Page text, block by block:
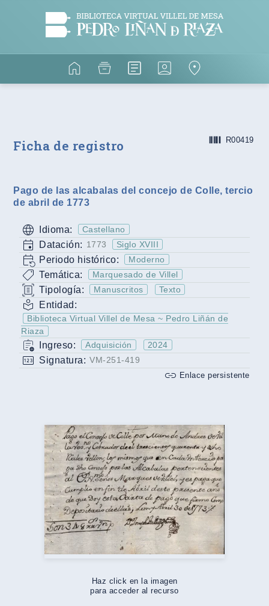
Ficha de registro R00419
Pago de las alcabalas del concejo de Colle, tercio
de abril de 1773
Idioma: Castellano
Datación: 1773 Siglo XVIII
Periodo histórico: Moderno
Temática: Marquesado de Villel
Tipología: Manuscritos Texto
Entidad:
Biblioteca Virtual Villel de Mesa ~ Pedro Liñán de
Riaza
Ingreso: Adquisición 2024
Signatura: VM-251-419
Enlace persistente
Haz click en la imagen
para acceder al recurso